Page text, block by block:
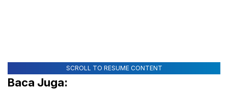
SCROLL TO RESUME CONTENT
Baca Juga: